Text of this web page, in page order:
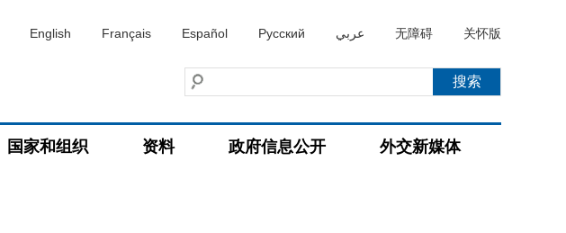
English Français Español Русский عربي 无障碍 关怀版
国家和组织 资料 政府信息公开 外交新媒体